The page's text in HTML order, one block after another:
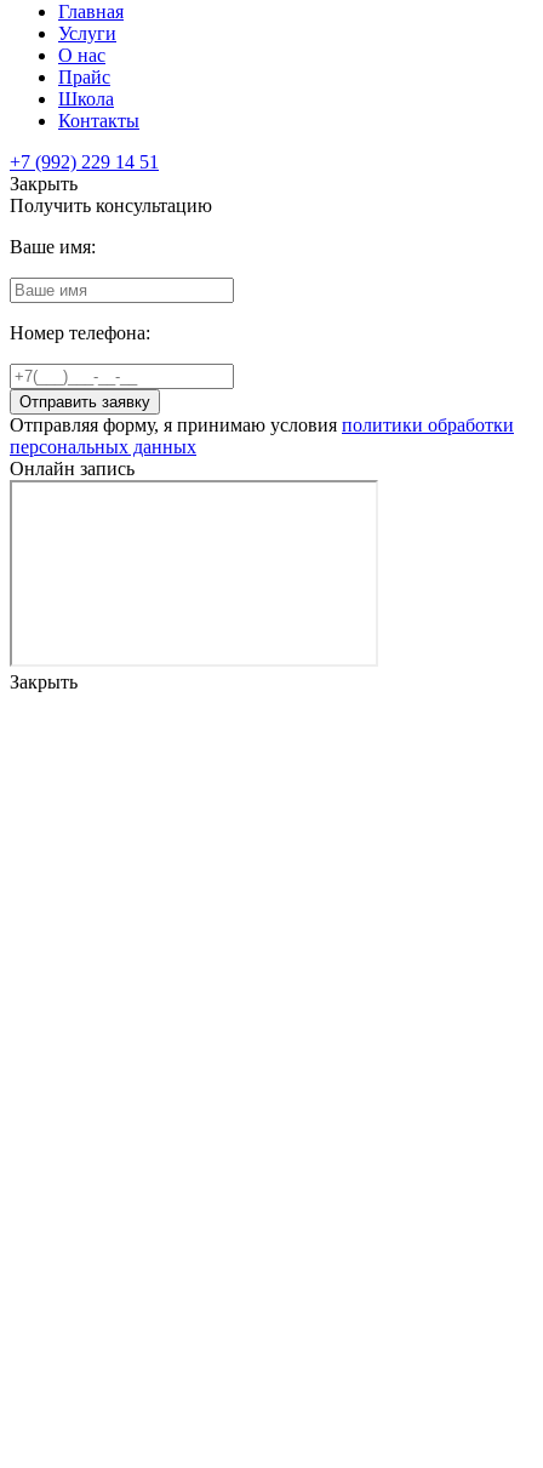
Главная
Услуги
О нас
Прайс
Школа
Контакты
+7 (992) 229 14 51
Закрыть
Получить консультацию
Ваше имя:
Номер телефона:
Отправить заявку
Отправляя форму, я принимаю условия политики обработки
персональных данных
Онлайн запись
Закрыть